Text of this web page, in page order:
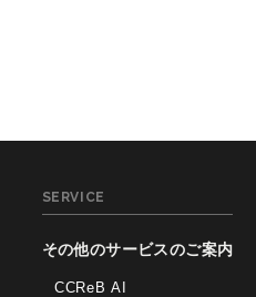
SERVICE
その他のサービスのご案内
CCReB AI